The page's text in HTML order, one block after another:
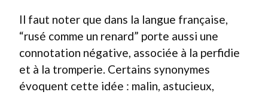
Il faut noter que dans la langue française,
“rusé comme un renard” porte aussi une
connotation négative, associée à la perfidie
et à la tromperie. Certains synonymes
évoquent cette idée : malin, astucieux,